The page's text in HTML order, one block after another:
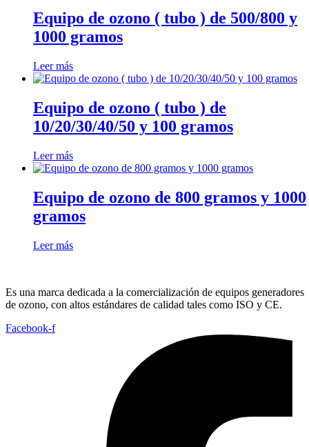
Equipo de ozono ( tubo ) de 500/800 y
1000 gramos
Leer más
Equipo de ozono ( tubo ) de
10/20/30/40/50 y 100 gramos
Leer más
Equipo de ozono de 800 gramos y 1000
gramos
Leer más
Es una marca dedicada a la comercialización de equipos generadores
de ozono, con altos estándares de calidad tales como ISO y CE.
Facebook-f